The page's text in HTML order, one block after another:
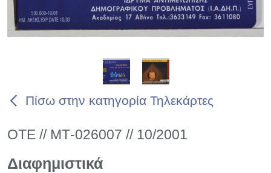
Πίσω στην κατηγορία Τηλεκάρτες
ΟΤΕ // ΜΤ-026007 // 10/2001
Διαφημιστικά